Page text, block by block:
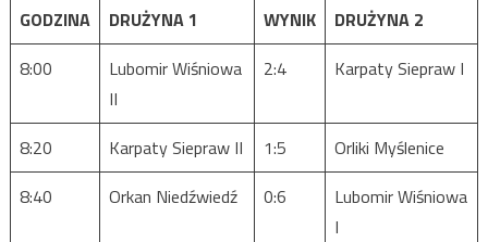
GODZINA DRUŻYNA 1 WYNIK
DRUŻYNA 2
8:00
Lubomir Wiśniowa
II
2:4 Karpaty Siepraw I
8:20 Karpaty Siepraw II 1:5
Orliki Myślenice
8:40
Orkan Niedźwiedź 0:6
Lubomir Wiśniowa
I